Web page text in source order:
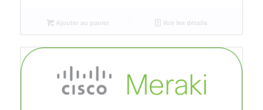
Ajouter au panier Voir les détails